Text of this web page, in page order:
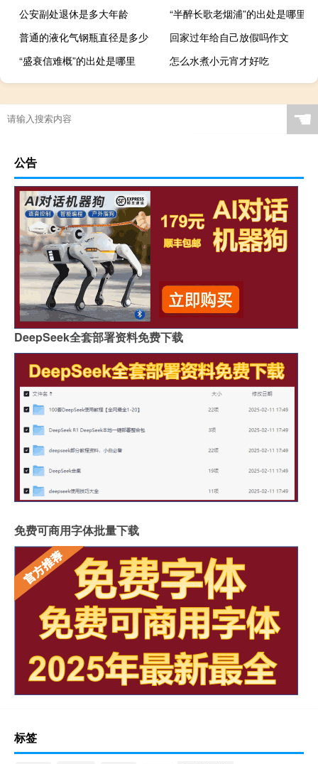
公安副处退休是多大年龄
“半醉长歌老烟浦”的出处是哪里
普通的液化气钢瓶直径是多少
回家过年给自己放假吗作文
“盛衰信难概”的出处是哪里
怎么水煮小元宵才好吃
☚
公告
DeepSeek全套部署资料免费下载
免费可商用字体批量下载
标签